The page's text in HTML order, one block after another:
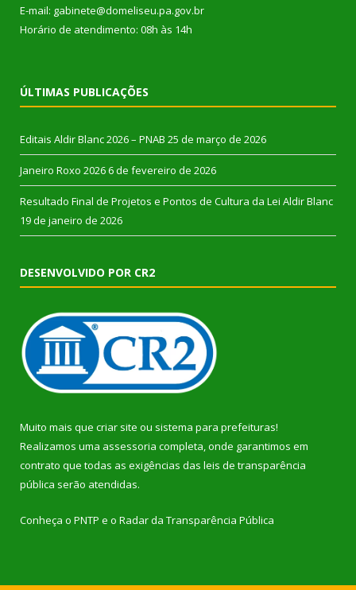
E-mail: gabinete@domeliseu.pa.gov.br
Horário de atendimento: 08h às 14h
ÚLTIMAS PUBLICAÇÕES
Editais Aldir Blanc 2026 – PNAB 25 de março de 2026
Janeiro Roxo 2026 6 de fevereiro de 2026
Resultado Final de Projetos e Pontos de Cultura da Lei Aldir Blanc
19 de janeiro de 2026
DESENVOLVIDO POR CR2
Muito mais que criar site ou sistema para prefeituras!
Realizamos uma assessoria completa, onde garantimos em
contrato que todas as exigências das leis de transparência
pública serão atendidas.
Conheça o PNTP e o Radar da Transparência Pública